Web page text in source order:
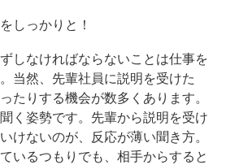
しっかりと！
しなければならないことは仕事を
当然、先輩社員に説明を受けた
たりする機会が数多くあります。
く姿勢です。先輩から説明を受け
けないのが、反応が薄い聞き方。
いるつもりでも、相手からすると